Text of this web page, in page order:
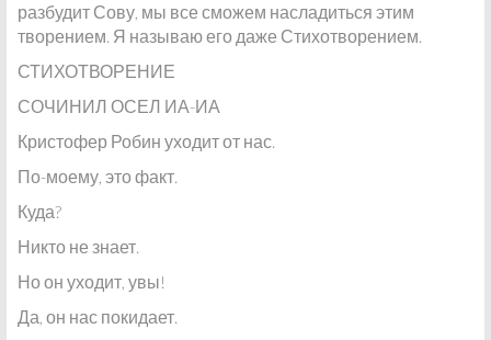
разбудит Сову, мы все сможем насладиться этим
творением. Я называю его даже Стихотворением.
СТИХОТВОРЕНИЕ
СОЧИНИЛ ОСЕЛ ИА-ИА
Кристофер Робин уходит от нас.
По-моему, это факт.
Куда?
Никто не знает.
Но он уходит, увы!
Да, он нас покидает.